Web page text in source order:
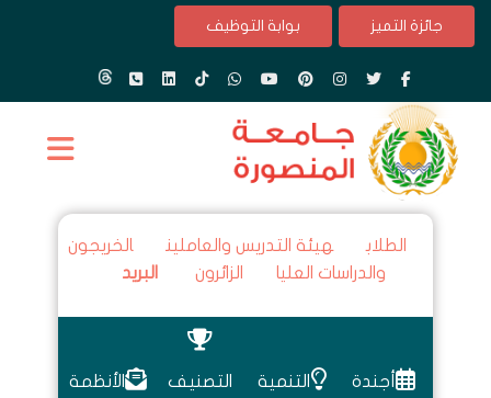
جائزة التميز بوابة التوظيف
الطلاب هيئة التدريس والعاملين
الخريجون
والدراسات العليا
الزائرون البريد
أجندة التنمية التصنيف الأنظمة